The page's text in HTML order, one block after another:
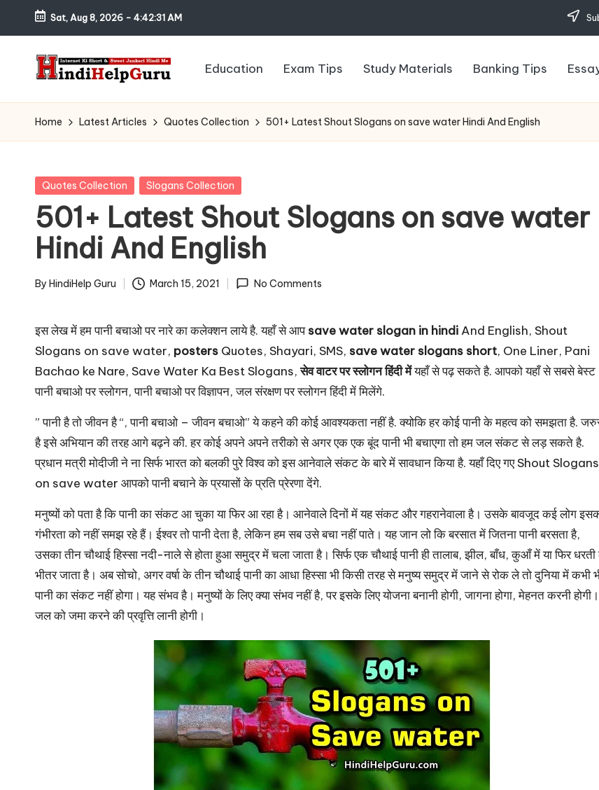
Skip
content
Sat, Aug 8, 2026 - 4:42:32 AM
H
in
H
el
p
G
r
u.
c
o
m
Ki
Short
Sweet
Jankari
Hindi
me
Education Exam Tips Study Materials Banking Tips
Home Latest Articles Quotes Collection 501+ Latest Shout Slogans on save water Hindi And English
Posted
Quotes Collection Slogans Collection
501+ Latest Shout Slogans on save water
Hindi And English
Posted
By HindiHelp Guru March 15, 2021 No Comments
इस लेख में हम पानी बचाओ पर नारे का कलेक्शन लाये है. यहाँ से आपsave water slogan in hindi And English, Shout
Slogans on save water, posters Quotes, Shayari, SMS, save water slogans short, One Liner, Pani
Bachao ke Nare, Save Water Ka Best Slogans,सेव वाटर पर स्लोगन हिंदी मेंयहाँ से पढ़ सकते है. आपको यहाँ से सबसे बेस्ट
पानी बचाओ पर स्लोगन, पानी बचाओ पर विज्ञापन, जल संरक्षण पर स्लोगन हिंदी में मिलेंगे.
” पानी है तो जीवन है “, पानी बचाओ – जीवन बचाओ” ये कहने की कोई आवश्यकता नहीं है. क्योकि हर कोई पानी के महत्व को समझता है.
है इसे अभियान की तरह आगे बढ़ने की. हर कोई अपने अपने तरीको से अगर एक एक बूंद पानी भी बचाएगा तो हम जल संकट से लड़ सकते है.
प्रधान मत्री मोदीजी ने ना सिर्फ भारत को बलकी पुरे विश्व को इस आनेवाले संकट के बारे में सावधान किया है. यहाँ दिए गए Shout Slogans
on save water आपको पानी बचाने के प्रयासों के प्रति प्रेरणा देंगे.
मनुष्यों को पता है किपानी का संकटआ चुका या फिर आ रहा है। आनेवाले दिनों में यह संकट और गहरानेवाला है। उसके बावजूद कई लोग
गंभीरता को नहीं समझ रहे हैं। ईश्वर तो पानी देता है, लेकिन हम सब उसे बचा नहीं पाते। यह जान लो कि बरसात में जितना पानी बरसता है,
उसका तीन चौथाई हिस्सा नदी-नाले से होता हुआ समुद्र में चला जाता है। सिर्फ एक चौथाई पानी ही तालाब, झील, बाँध, कुआँ में या फिर
भीतर जाता है। अब सोचो, अगर वर्षा के तीन चौथाई पानी का आधा हिस्सा भी किसी तरह से मनुष्य समुद्र में जाने से रोक ले तो दुनिया में कभी
पानी का संकट नहीं होगा। यह संभव है। मनुष्यों के लिए क्या संभव नहीं है, पर इसके लिए योजना बनानी होगी, जागना होगा, मेहनत करनी होगी।
जल को जमा करने की प्रवृत्ति लानी होगी।